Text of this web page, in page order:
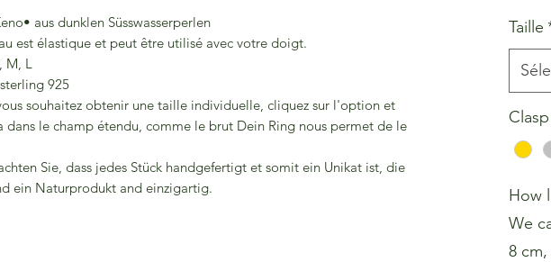
aus dunklen Süsswasserperlen
est élastique et peut être utilisé avec votre doigt.
M, L
925
souhaitez obtenir une taille individuelle, cliquez sur l'option et
dans le champ étendu, comme le brut Dein Ring nous permet de le
Sie, dass jedes Stück handgefertigt et somit ein Unikat ist, die
ein Naturprodukt and einzigartig.
Taille
Clasp
How
We
8